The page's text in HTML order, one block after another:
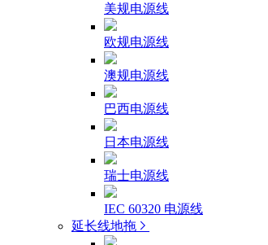
美规电源线
欧规电源线
澳规电源线
巴西电源线
日本电源线
瑞士电源线
IEC 60320 电源线
延长线地拖